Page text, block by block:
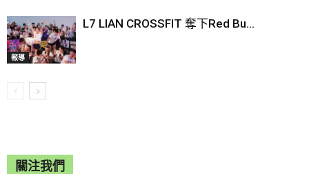
報導
L7 LIAN CROSSFIT 奪下Red Bu...
關注我們